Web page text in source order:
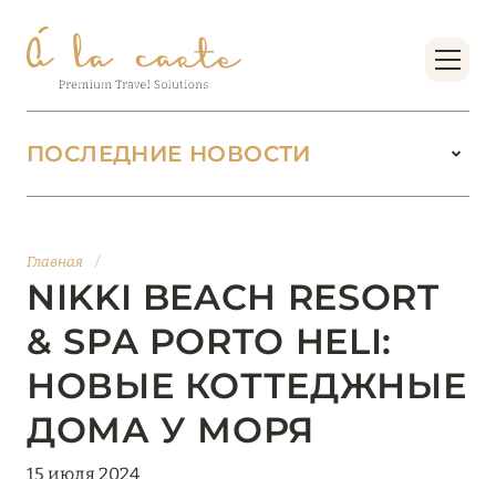
Главная /
NIKKI BEACH RESORT
& SPA PORTO HELI:
НОВЫЕ КОТТЕДЖНЫЕ
ДОМА У МОРЯ
15 июля 2024
ПОСЛЕДНИЕ НОВОСТИ
БУТИК-КУРОРТЫ МАЛЬДИВСКИХ ОСТРОВОВ
01 июня 2026
JUMEIRAH OLHAHALI ISLAND MALDIVES: ВАШ
ОАЗИС ТЕПЛА И ИЗЫСКАННОСТИ